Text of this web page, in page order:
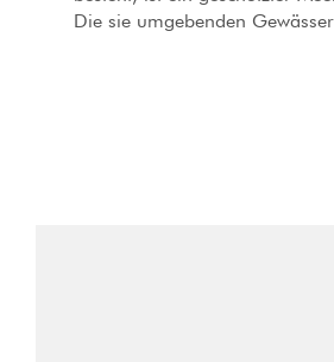
Die sie umgebenden